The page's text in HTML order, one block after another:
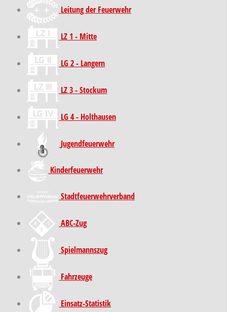
Leitung der Feuerwehr
LZ 1 - Mitte
LG 2 - Langern
LZ 3 - Stockum
LG 4 - Holthausen
Jugendfeuerwehr
Kinder­feuer­wehr
Stadt­feuer­wehr­verband
ABC-Zug
Spielmannszug
Fahrzeuge
Einsatz-Statistik